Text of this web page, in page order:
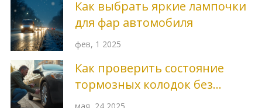
Как выбрать яркие лампочки
для фар автомобиля
фев, 1 2025
Как проверить состояние
тормозных колодок без
снятия колеса: простой
мая, 24 2025